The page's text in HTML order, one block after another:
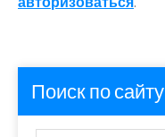
Поиск по сайту